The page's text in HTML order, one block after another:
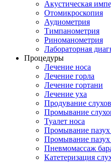
Акустическая
Отомикроскопия
Аудиометрия
Тимпанометрия
Риноманометрия
Лабораторная
Процедуры
Лечение носа
Лечение горла
Лечение гортани
Лечение уха
Продувание
Промывание
Туалет носа
Промывание пазух
Промывание пазух
Пневмомассаж
Катетеризация